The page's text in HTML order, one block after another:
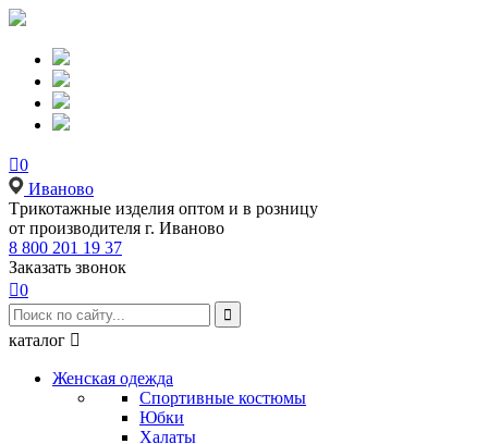
0
Иваново
Tрикотажные изделия оптом и в розницу
от производителя г. Иваново
8 800 201 19 37
Заказать звонок
0

каталог 
Женская одежда
Спортивные костюмы
Юбки
Халаты